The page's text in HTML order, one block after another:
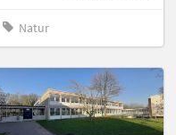
Natur